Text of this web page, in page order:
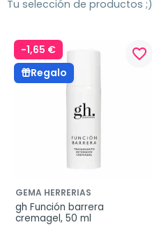
Tu selección de productos ;)
-1,65 €
Regalo
favorite_border
GEMA HERRERIAS
gh Función barrera
cremagel, 50 ml